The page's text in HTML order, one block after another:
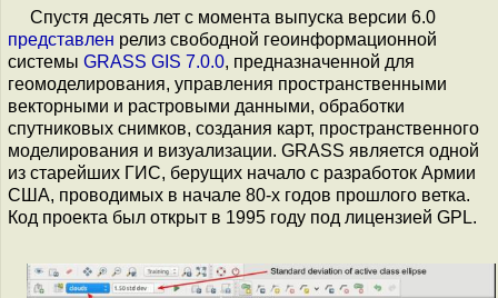
Спустя десять лет с момента выпуска версии 6.0
представлен релиз свободной геоинформационной
системы GRASS GIS 7.0.0, предназначенной для
геомоделирования, управления пространственными
векторными и растровыми данными, обработки
спутниковых снимков, создания карт, пространственного
моделирования и визуализации. GRASS является одной
из старейших ГИС, берущих начало с разработок Армии
США, проводимых в начале 80-х годов прошлого ветка.
Код проекта был открыт в 1995 году под лицензией GPL.